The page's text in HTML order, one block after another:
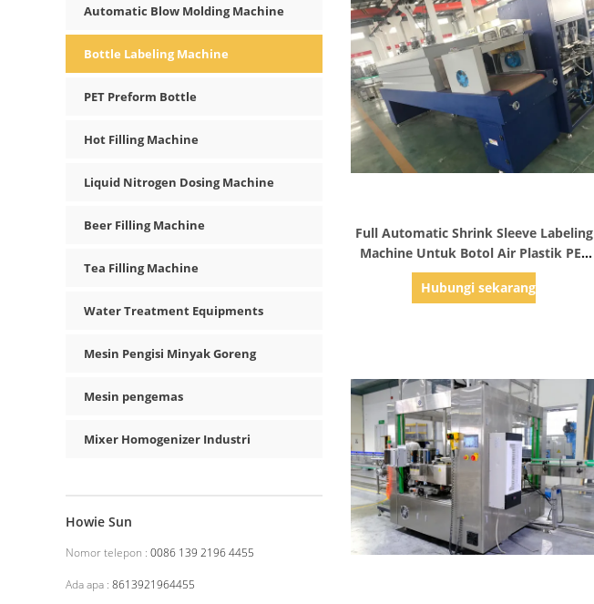
Automatic Blow Molding Machine
Bottle Labeling Machine
PET Preform Bottle
Hot Filling Machine
Liquid Nitrogen Dosing Machine
Beer Filling Machine
Tea Filling Machine
Water Treatment Equipments
Mesin Pengisi Minyak Goreng
Mesin pengemas
Mixer Homogenizer Industri
Howie Sun
Nomor telepon : 0086 139 2196 4455
Ada apa : 8613921964455
Full Automatic Shrink Sleeve Labeling
Machine Untuk Botol Air Plastik PET
Juice
Hubungi sekarang